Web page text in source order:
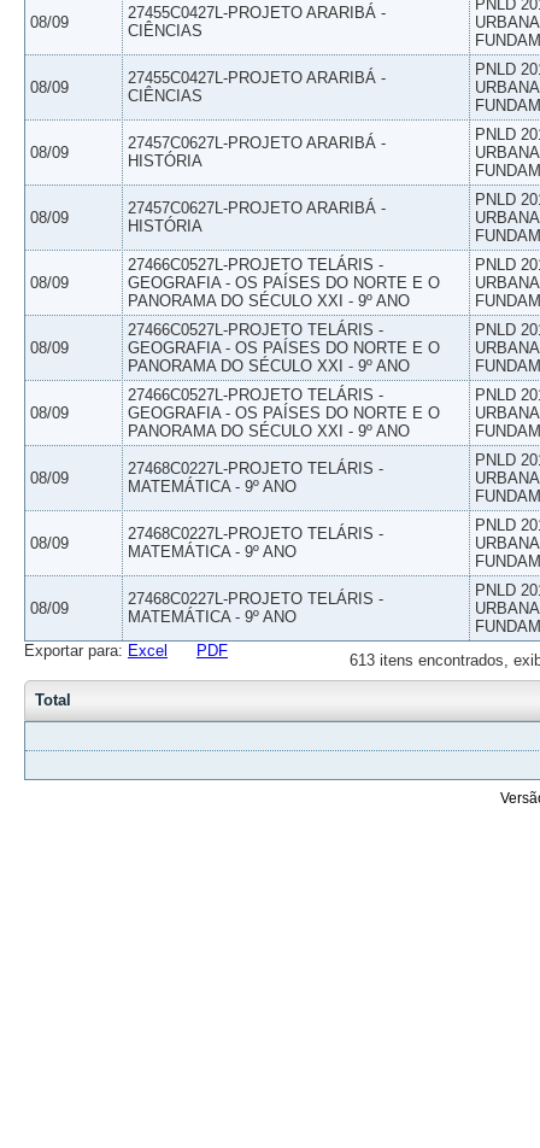
08/09
27455C0427L-PROJETO ARARIBÁ -
CIÊNCIAS
PNLD
08/09
27455C0427L-PROJETO ARARIBÁ -
CIÊNCIAS
PNLD
08/09
27457C0627L-PROJETO ARARIBÁ -
HISTÓRIA
PNLD
08/09
27457C0627L-PROJETO ARARIBÁ -
HISTÓRIA
PNLD
08/09
27466C0527L-PROJETO TELÁRIS -
GEOGRAFIA - OS PAÍSES DO NORTE E O
PANORAMA DO SÉCULO XXI - 9º ANO
PNLD
08/09
27466C0527L-PROJETO TELÁRIS -
GEOGRAFIA - OS PAÍSES DO NORTE E O
PANORAMA DO SÉCULO XXI - 9º ANO
PNLD
08/09
27466C0527L-PROJETO TELÁRIS -
GEOGRAFIA - OS PAÍSES DO NORTE E O
PANORAMA DO SÉCULO XXI - 9º ANO
PNLD
08/09
27468C0227L-PROJETO TELÁRIS -
MATEMÁTICA - 9º ANO
PNLD
08/09
27468C0227L-PROJETO TELÁRIS -
MATEMÁTICA - 9º ANO
PNLD
08/09
27468C0227L-PROJETO TELÁRIS -
MATEMÁTICA - 9º ANO
PNLD
613 itens encontrados,
Exportar para: Excel PDF
Total